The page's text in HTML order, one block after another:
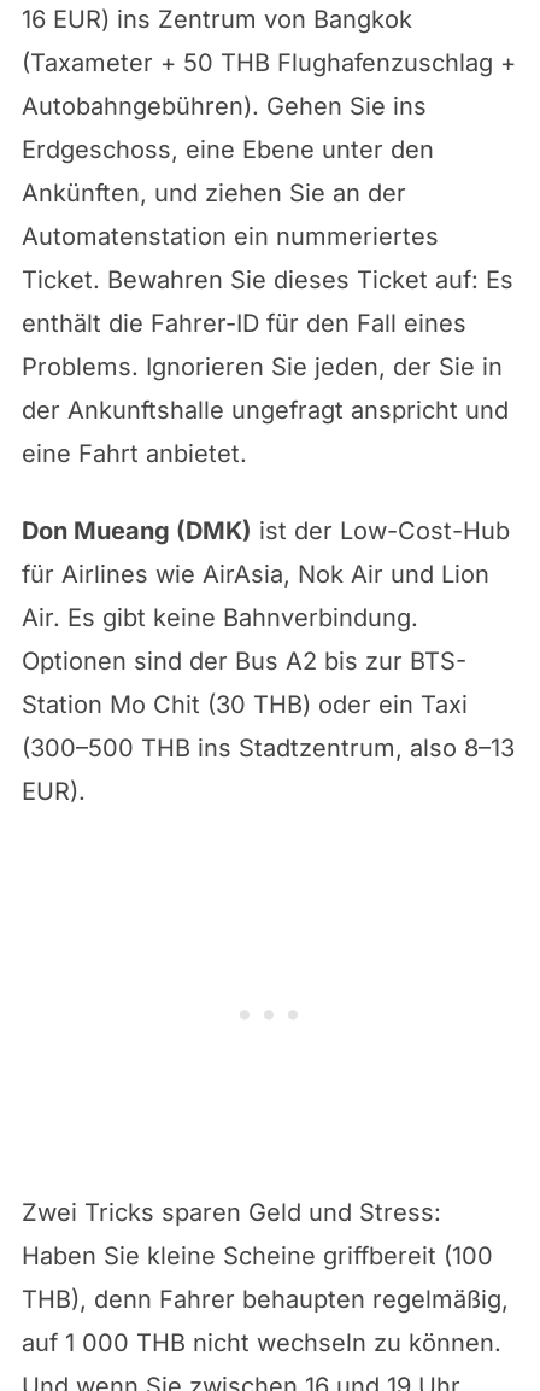
16 EUR) ins Zentrum von Bangkok
(Taxameter + 50 THB Flughafenzuschlag +
Autobahngebühren). Gehen Sie ins
Erdgeschoss, eine Ebene unter den
Ankünften, und ziehen Sie an der
Automatenstation ein nummeriertes
Ticket. Bewahren Sie dieses Ticket auf: Es
enthält die Fahrer-ID für den Fall eines
Problems. Ignorieren Sie jeden, der Sie in
der Ankunftshalle ungefragt anspricht und
eine Fahrt anbietet.
Don Mueang (DMK) ist der Low-Cost-Hub
für Airlines wie AirAsia, Nok Air und Lion
Air. Es gibt keine Bahnverbindung.
Optionen sind der Bus A2 bis zur BTS-
Station Mo Chit (30 THB) oder ein Taxi
(300–500 THB ins Stadtzentrum, also 8–13
EUR).
Zwei Tricks sparen Geld und Stress:
Haben Sie kleine Scheine griffbereit (100
THB), denn Fahrer behaupten regelmäßig,
auf 1 000 THB nicht wechseln zu können.